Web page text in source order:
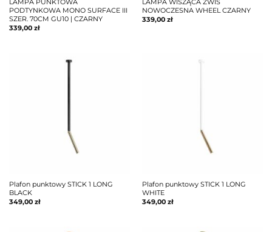
LAMPA PUNKTOWA
PODTYNKOWA MONO SURFACE III
SZER. 70CM GU10 | CZARNY
339,00 zł
LAMPA WISZĄCA ZWIS
NOWOCZESNA WHEEL CZARNY
339,00 zł
Plafon punktowy STICK 1 LONG
BLACK
349,00 zł
Plafon punktowy STICK 1 LONG
WHITE
349,00 zł